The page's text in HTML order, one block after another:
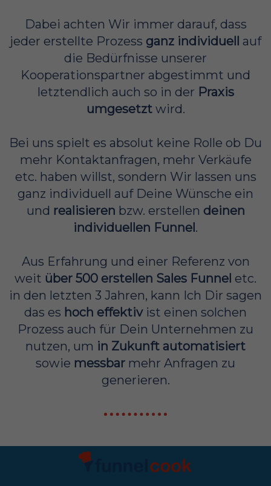
Dabei achten Wir immer darauf, dass
jeder erstellte Prozess ganz individuell
auf
die Bedürfnisse unserer
Kooperationspartner abgestimmt und
letztendlich auch so in der Praxis
umgesetzt wird.
Bei uns spielt es absolut keine Rolle ob Du
mehr Kontaktanfragen, mehr Verkäufe
etc. haben willst, sondern Wir lassen uns
ganz individuell auf Deine Wünsche ein
und realisieren bzw. erstellen deinen
individuellen Funnel .
Aus Erfahrung und einer Referenz von
weit über 500 erstellen Sales Funnel etc.
in den letzten 3 Jahren, kann Ich Dir sagen
das es hoch effektivist einen solchen
Prozess auch für Dein Unternehmen zu
nutzen, um in Zukunft automatisiert
sowie messbar mehr Anfragen zu
generieren.